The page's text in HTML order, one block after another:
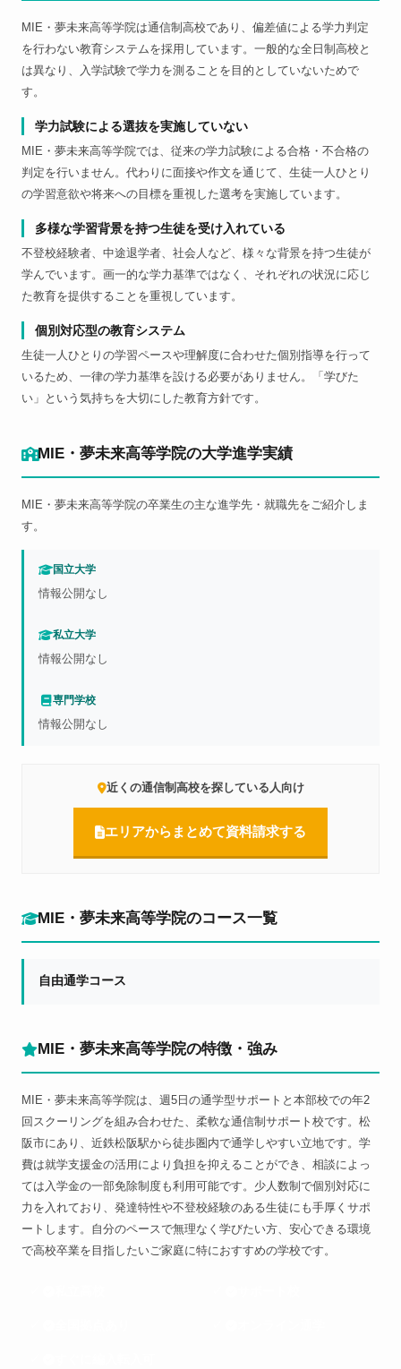
MIE・夢未来高等学院は通信制高校であり、偏差値による学力判定
を行わない教育システムを採用しています。一般的な全日制高校と
は異なり、入学試験で学力を測ることを目的としていないためで
す。
学力試験による選抜を実施していない
MIE・夢未来高等学院では、従来の学力試験による合格・不合格の
判定を行いません。代わりに面接や作文を通じて、生徒一人ひとり
の学習意欲や将来への目標を重視した選考を実施しています。
多様な学習背景を持つ生徒を受け入れている
不登校経験者、中途退学者、社会人など、様々な背景を持つ生徒が
学んでいます。画一的な学力基準ではなく、それぞれの状況に応じ
た教育を提供することを重視しています。
個別対応型の教育システム
生徒一人ひとりの学習ペースや理解度に合わせた個別指導を行って
いるため、一律の学力基準を設ける必要がありません。「学びた
い」という気持ちを大切にした教育方針です。
MIE・夢未来高等学院の大学進学実績
MIE・夢未来高等学院の卒業生の主な進学先・就職先をご紹介しま
す。
国立大学
情報公開なし
私立大学
情報公開なし
専門学校
情報公開なし
近くの通信制高校を探している人向け
エリアからまとめて資料請求する
MIE・夢未来高等学院のコース一覧
自由通学コース
MIE・夢未来高等学院の特徴・強み
MIE・夢未来高等学院は、週5日の通学型サポートと本部校での年2
回スクーリングを組み合わせた、柔軟な通信制サポート校です。松
阪市にあり、近鉄松阪駅から徒歩圏内で通学しやすい立地です。学
費は就学支援金の活用により負担を抑えることができ、相談によっ
ては入学金の一部免除制度も利用可能です。少人数制で個別対応に
力を入れており、発達特性や不登校経験のある生徒にも手厚くサポ
ートします。自分のペースで無理なく学びたい方、安心できる環境
で高校卒業を目指したいご家庭に特におすすめの学校です。